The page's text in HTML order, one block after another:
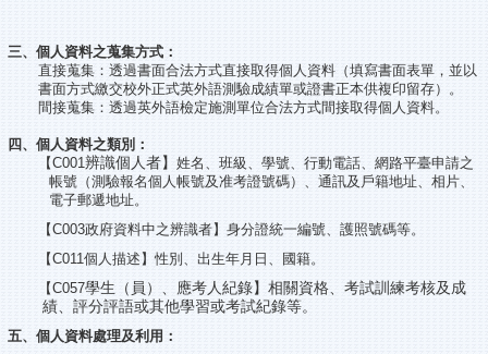
三、個人資料之蒐集方式：
直接蒐集：透過書面合法方式直接取得個人資料（填寫書面表單，並以
書面方式繳交校外正式英外語測驗成績單或證書正本供複印留存）。
間接蒐集：透過英外語檢定施測單位合法方式間接取得個人資料。
四、個人資料之類別：
【C001辨識個人者】姓名、班級、學號、行動電話、網路平臺申請之
帳號（測驗報名個人帳號及准考證號碼）、通訊及戶籍地址、相片、
電子郵遞地址。
【C003政府資料中之辨識者】身分證統一編號、護照號碼等。
【C011個人描述】性別、出生年月日、國籍。
【C057學生（員）、應考人紀錄】相關資格、考試訓練考核及成
績、評分評語或其他學習或考試紀錄等。
五、個人資料處理及利用：